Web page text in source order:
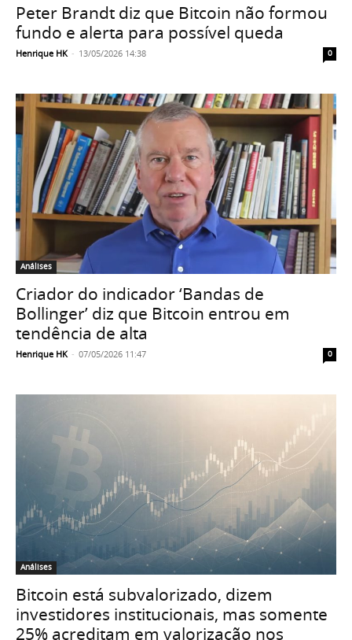
Peter Brandt diz que Bitcoin não formou
fundo e alerta para possível queda
Henrique HK - 13/05/2026 14:38 0
Análises
Criador do indicador ‘Bandas de
Bollinger’ diz que Bitcoin entrou em
tendência de alta
Henrique HK - 07/05/2026 11:47 0
Análises
Bitcoin está subvalorizado, dizem
investidores institucionais, mas somente
25% acreditam em valorização nos